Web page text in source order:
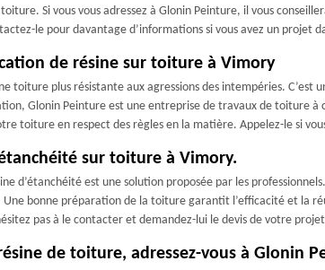
Si vous vous adressez à Glonin Peinture, il vous
le pour davantage d’informations si vous avez un projet
de résine sur toiture à Vimory
toiture plus résistante aux agressions des intempéries.
Glonin Peinture est une entreprise de travaux de toiture à
toiture en respect des règles en la matière. Appelez-le si
sur toiture à Vimory.
d’étanchéité est une solution proposée par les
bonne préparation de la toiture garantit l’efficacité et la
pas à le contacter et demandez-lui le devis de votre
de toiture, adressez-vous à Glonin